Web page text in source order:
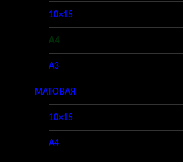
10×15
A4
A3
МАТОВАЯ
10×15
A4